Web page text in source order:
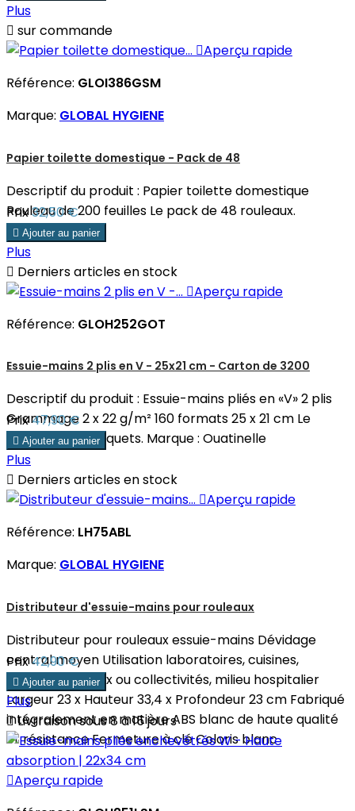
Plus
 sur commande
Aperçu rapide
Référence: GLOI386GSM
Marque: GLOBAL HYGIENE
Papier toilette domestique - Pack de 48
Descriptif du produit : Papier toilette domestique
Rouleau de 200 feuilles Le pack de 48 rouleaux.
Prix32,50 €
 Ajouter au panier
Plus
 Derniers articles en stock
Aperçu rapide
Référence: GLOH252GOT
Essuie-mains 2 plis en V - 25x21 cm - Carton de 3200
Descriptif du produit : Essuie-mains pliés en «V» 2 plis
Grammage 2 x 22 g/m² 160 formats 25 x 21 cm Le
carton de 20 paquets. Marque : Ouatinelle
Prix47,90 €
 Ajouter au panier
Plus
 Derniers articles en stock
Aperçu rapide
Référence: LH75ABL
Marque: GLOBAL HYGIENE
Distributeur d'essuie-mains pour rouleaux
Distributeur pour rouleaux essuie-mains Dévidage
central moyen Utilisation laboratoires, cuisines,
toilettes bureaux ou collectivités, milieu hospitalier
Largeur 23 x Hauteur 33,4 x Profondeur 23 cm Fabriqué
intégralement en matière ABS blanc de haute qualité
et résistance Fermeture à clé Coloris blanc
Prix42,90 €
 Ajouter au panier
Plus
Livrraison sous 8 à 15 jours
Aperçu rapide